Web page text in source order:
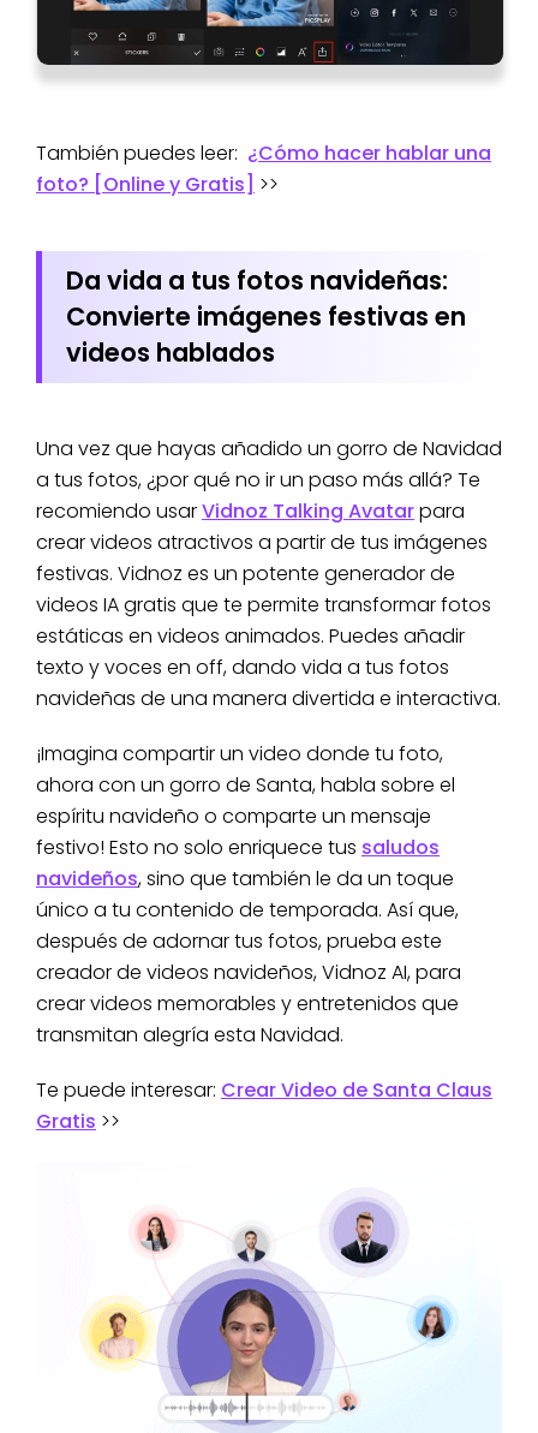
También puedes leer: ¿Cómo hacer hablar una
foto? [Online y Gratis] >>
Da vida a tus fotos navideñas:
Convierte imágenes festivas en
videos hablados
Una vez que hayas añadido un gorro de Navidad
a tus fotos, ¿por qué no ir un paso más allá? Te
recomiendo usarVidnoz Talking Avatarpara
crear videos atractivos a partir de tus imágenes
festivas. Vidnoz es un potente generador de
videos IA gratis que te permite transformar fotos
estáticas en videos animados. Puedes añadir
texto y voces en off, dando vida a tus fotos
navideñas de una manera divertida e interactiva.
¡Imagina compartir un video donde tu foto,
ahora con un gorro de Santa, habla sobre el
espíritu navideño o comparte un mensaje
festivo! Esto no solo enriquece tus saludos
navideños, sino que también le da un toque
único a tu contenido de temporada. Así que,
después de adornar tus fotos, prueba este
creador de videos navideños, Vidnoz AI, para
crear videos memorables y entretenidos que
transmitan alegría esta Navidad.
Te puede interesar: Crear Video de Santa Claus
Gratis >>